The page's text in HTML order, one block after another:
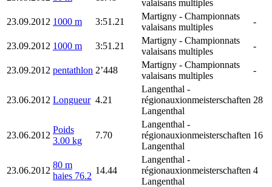
valaisans multiples
23.09.2012 1000 m 3:51.21
Martigny - Championnats
valaisans multiples
-
23.09.2012 1000 m 3:51.21
Martigny - Championnats
valaisans multiples
-
23.09.2012 pentathlon 2’448
Martigny - Championnats
valaisans multiples
-
23.06.2012 Longueur 4.21
Langenthal -
régionauxionmeisterschaften
Langenthal
28
23.06.2012
Poids
3.00 kg
7.70
Langenthal -
régionauxionmeisterschaften
Langenthal
16
23.06.2012
80 m
haies 76.2
14.44
Langenthal -
régionauxionmeisterschaften
Langenthal
4